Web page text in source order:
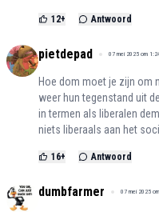
12+ Antwoord
pietdepad 07 mei 2025 om
Hoe dom moet je zijn om
weer hun tegenstand uit
in termen als liberalen
niets liberaals aan het
16+ Antwoord
dumbfarmer 07 mei 2025